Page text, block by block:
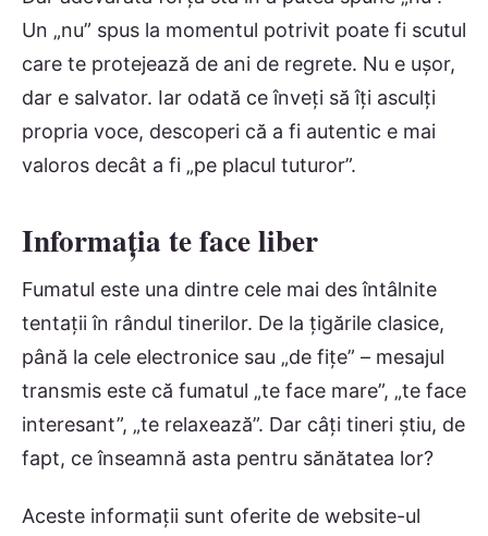
Un „nu” spus la momentul potrivit poate fi scutul
care te protejează de ani de regrete. Nu e ușor,
dar e salvator. Iar odată ce înveți să îți asculți
propria voce, descoperi că a fi autentic e mai
valoros decât a fi „pe placul tuturor”.
Informația te face liber
Fumatul este una dintre cele mai des întâlnite
tentații în rândul tinerilor. De la țigările clasice,
până la cele electronice sau „de fițe” – mesajul
transmis este că fumatul „te face mare”, „te face
interesant”, „te relaxează”. Dar câți tineri știu, de
fapt, ce înseamnă asta pentru sănătatea lor?
Aceste informații sunt oferite de website-ul